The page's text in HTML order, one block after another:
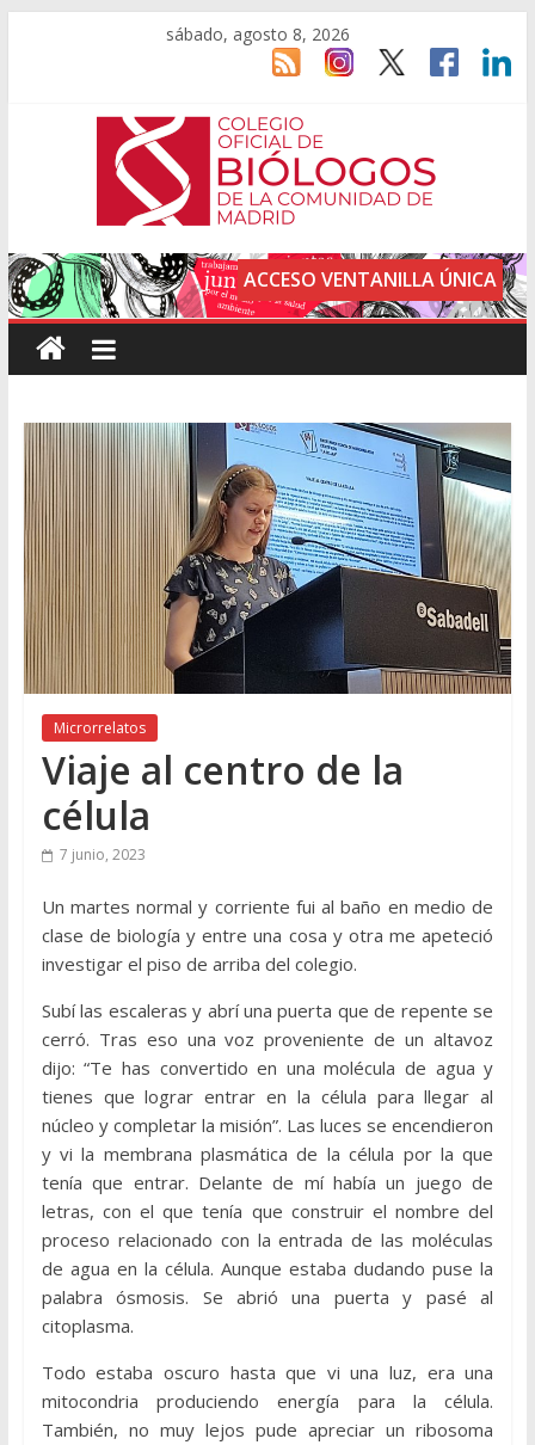
sábado, agosto 8, 2026
ACCESO VENTANILLA ÚNICA
Microrrelatos
Viaje al centro de la
célula
7 junio, 2023
Un martes normal y corriente fui al baño en medio de
clase de biología y entre una cosa y otra me apeteció
investigar el piso de arriba del colegio.
Subí las escaleras y abrí una puerta que de repente se
cerró. Tras eso una voz proveniente de un altavoz
dijo: “Te has convertido en una molécula de agua y
tienes que lograr entrar en la célula para llegar al
núcleo y completar la misión”. Las luces se encendieron
y vi la membrana plasmática de la célula por la que
tenía que entrar. Delante de mí había un juego de
letras, con el que tenía que construir el nombre del
proceso relacionado con la entrada de las moléculas
de agua en la célula. Aunque estaba dudando puse la
palabra ósmosis. Se abrió una puerta y pasé al
citoplasma.
Todo estaba oscuro hasta que vi una luz, era una
mitocondria produciendo energía para la célula.
También, no muy lejos pude apreciar un ribosoma